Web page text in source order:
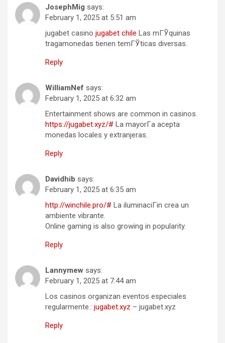
JosephMig says:
February 1, 2025 at 5:51 am
jugabet casino jugabet chile Las mГЎquinas
tragamonedas tienen temГЎticas diversas.
Reply
WilliamNef says:
February 1, 2025 at 6:32 am
Entertainment shows are common in casinos.
https://jugabet.xyz/# La mayorГ­a acepta
monedas locales y extranjeras.
Reply
Davidhib says:
February 1, 2025 at 6:35 am
http://winchile.pro/# La iluminaciГіn crea un
ambiente vibrante.
Online gaming is also growing in popularity.
Reply
Lannymew says:
February 1, 2025 at 7:44 am
Los casinos organizan eventos especiales
regularmente.: jugabet.xyz – jugabet.xyz
Reply